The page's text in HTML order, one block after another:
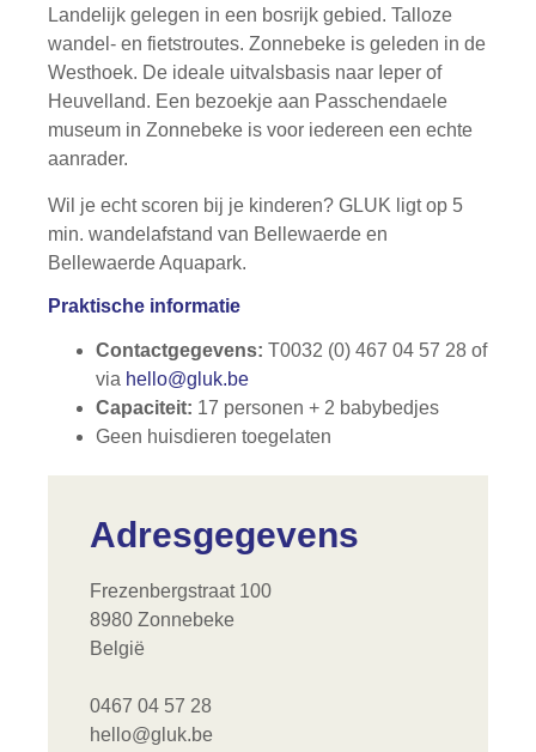
Landelijk gelegen in een bosrijk gebied. Talloze
wandel- en fietstroutes. Zonnebeke is geleden in de
Westhoek. De ideale uitvalsbasis naar Ieper of
Heuvelland. Een bezoekje aan Passchendaele
museum in Zonnebeke is voor iedereen een echte
aanrader.
Wil je echt scoren bij je kinderen? GLUK ligt op 5
min. wandelafstand van Bellewaerde en
Bellewaerde Aquapark.
Praktische informatie
Contactgegevens: T0032 (0) 467 04 57 28 of
via he lo@g luk.be
Capaciteit: 17 personen + 2 babybedjes
Geen huisdieren toegelaten
Adresgegevens
Frezenbergstraat 100
8980 Zonnebeke
België
0467 04 57 28
hello@gluk.be